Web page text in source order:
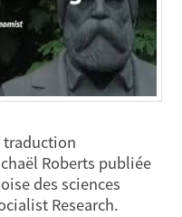
traduction
Roberts publiée
des sciences
Research.